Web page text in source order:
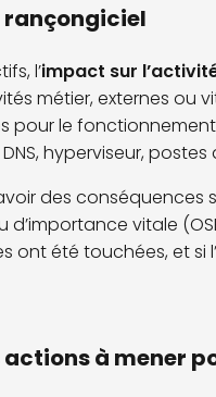
rançongiciel
l’impact sur
métier, externes ou
pour le
hyperviseur, postes
des conséquences
vitale
ont été touchées, et
actions à mener